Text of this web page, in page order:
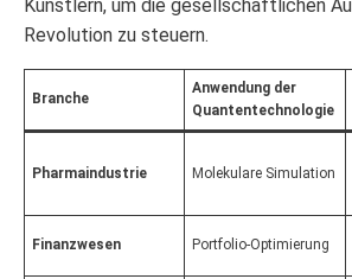
Künstlern, um die gesellschaftlichen
Revolution zu steuern.
Branche
Anwendung der
Quantentechnologie
Pharmaindustrie Molekulare Simulation
Finanzwesen Portfolio-Optimierung